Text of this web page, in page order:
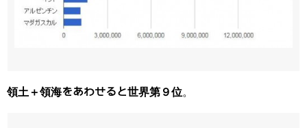
領土＋領海をあわせると世界第９位。